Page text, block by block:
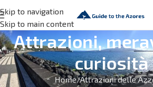
Skip to navigation
Skip to main content
Attrazioni,
curiosità
Home Attrazioni delle